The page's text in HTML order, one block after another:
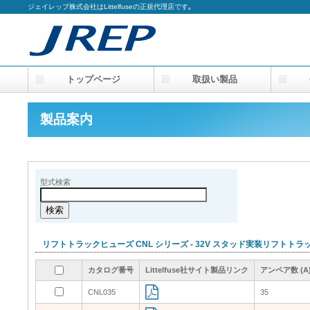
ジェイレップ株式会社はLittelfuseの正規代理店です｡
製品案内
型式検索
リフトトラックヒューズ CNL シリーズ - 32V スタッド実装リフトトラ
カタログ番号 Littelfuse社サイト製品リンク アンペア数
カタログ番号 Littelfuse社サイト製品リンク アンペア数
カタログ番号 Littelfuse社サイト製品リンク アンペア数
CNL035 35
カタログ番号 Littelfuse社サイト製品リンク アンペア数
CNL035 35
トップページ 取扱い製品